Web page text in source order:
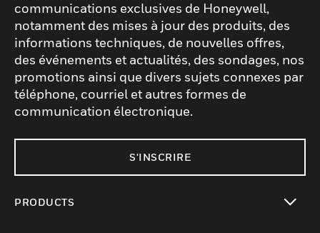
communications exclusives de Honeywell,
notamment des mises à jour des produits, des
informations techniques, de nouvelles offres,
des événements et actualités, des sondages, nos
promotions ainsi que divers sujets connexes par
téléphone, courriel et autres formes de
communication électronique.
S'INSCRIRE
PRODUCTS